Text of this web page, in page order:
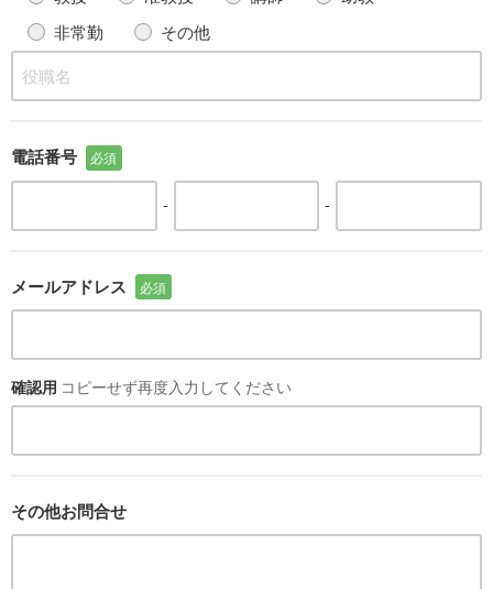
非常勤
その他
電話番号 必須
- -
メールアドレス 必須
確認用 コピーせず再度入力してください
その他お問合せ